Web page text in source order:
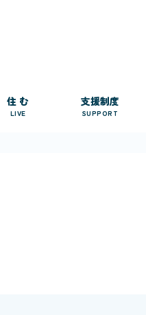
住 む
LIVE
支援制度
SUPPORT